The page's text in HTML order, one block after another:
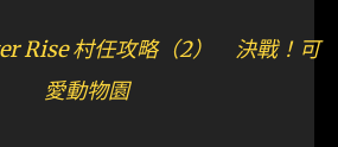
Rise 村任攻略（2） 決戰！可
愛動物園